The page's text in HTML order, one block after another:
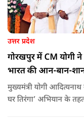
उत्तर प्रदेश
गोरखपुर में CM योगी ने
भारत की आन-बान-
मुख्यमंत्री योगी
घर तिरंगा’ अभियान के